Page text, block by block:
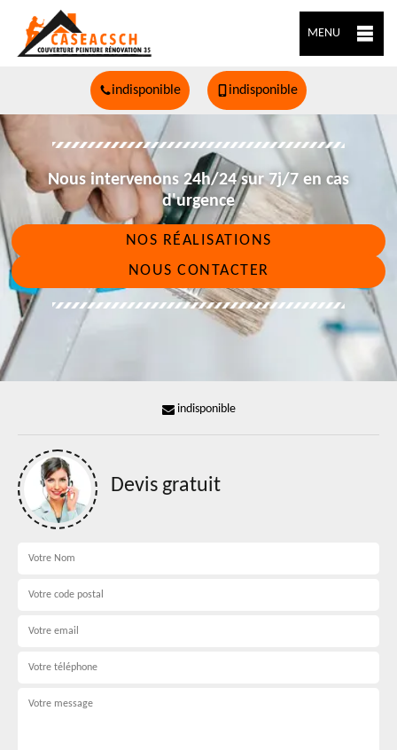
MENU
indisponible indisponible
Nous intervenons 24h/24 sur 7j/7 en cas
d'urgence
NOS RÉALISATIONS
NOUS CONTACTER
indisponible
Devis gratuit